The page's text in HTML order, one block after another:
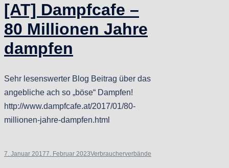
[AT] Dampfcafe –
80 Millionen Jahre
dampfen
Sehr lesenswerter Blog Beitrag über das
angebliche ach so „böse“ Dampfen!
http://www.dampfcafe.at/2017/01/80-
millionen-jahre-dampfen.html
7. Januar 20177. Februar 2023Verbraucherverbände